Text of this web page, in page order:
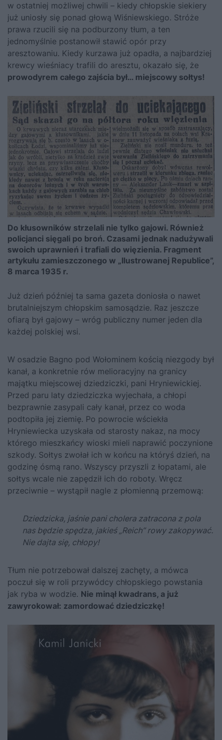
w ostatniej możliwej chwili – kiedy chłopskie siekiery
już uniosły się ponad głową Wiśniewskiego. Stróże
prawa rzucili się na podburzony tłum, a ten
jednomyślnie postanowił stawić opór przy
aresztowaniu. Kiedy kurzawa już opadła, a najbardziej
krewcy wieśniacy trafili do aresztu, okazało się, że
prowodyrem całego zajścia był… miejscowy sołtys!
Do kłusowników strzelali nie tylko gajowi. Również
policjanci sięgali po broń. Czasami jednak nadużywali
swoich uprawnień i trafiali do więzienia. Fragment
artykułu zamieszczonego w „Ilustrowanej Republice”,
8 marca 1935 r.
Już dzień później ta sama gazeta doniosła o nawet
brutalniejszym chłopskim samosądzie. Raz jeszcze
ofiarą był gajowy – wróg publiczny numer jeden dla
każdej polskiej wsi.
W osadzie Bagno pod Wołominem kością niezgody był
kanał, a konkretnie rów melioracyjny na granicy
majątku miejscowej dziedziczki, pani Hryniewickiej.
Przed paru laty dziedziczka wyjechała, a chłopi
bezprawnie zasypali cały kanał, przez co woda
podtopiła jej ziemię. Po powrocie wściekła
Hryniewiecka uzyskała od starosty nakaz, na mocy
którego mieszkańcy wioski mieli naprawić poczynione
szkody. Sołtys zwołał ich w końcu na któryś dzień, na
godzinę ósmą rano. Wszyscy przyszli z łopatami, ale
sołtys wcale nie zapędził ich do roboty. Wręcz
przeciwnie – wystąpił nagle z płomienną przemową:
Dziedzicka, jaśnie pani cholera zatracona z pola
nas będzie spędza, jakieś „Reich” rowy zakopywać.
Nie dajta się, chłopy!
Tłum nie potrzebował dalszej zachęty, a mówca
poczuł się w roli przywódcy chłopskiego powstania
jak ryba w wodzie. Nie minął kwadrans, a już
zawyrokował: zamordować dziedziczkę!